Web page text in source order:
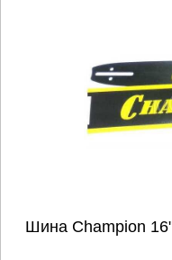
Шина Champion